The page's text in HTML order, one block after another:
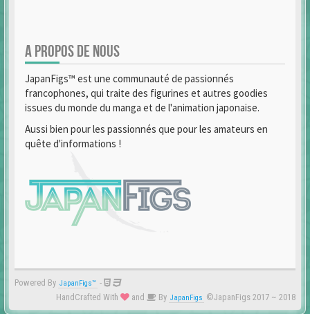
A PROPOS DE NOUS
JapanFigs™ est une communauté de passionnés
francophones, qui traite des figurines et autres goodies
issues du monde du manga et de l'animation japonaise.
Aussi bien pour les passionnés que pour les amateurs en
quête d'informations !
Powered By JapanFigs™ -
HandCrafted With
and By JapanFigs ©JapanFigs 2017 ~ 2018